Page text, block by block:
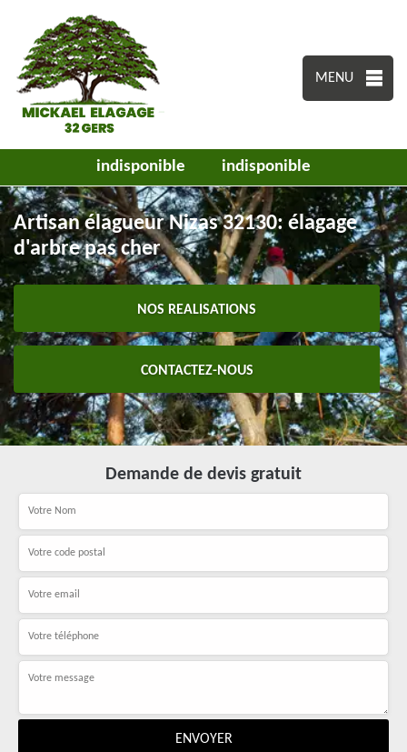
MENU
indisponible indisponible
Artisan élagueur Nizas 32130: élagage
d'arbre pas cher
NOS REALISATIONS
CONTACTEZ-NOUS
Demande de devis gratuit